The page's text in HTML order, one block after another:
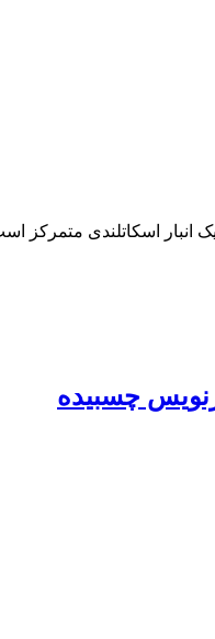
انبار اسکاتلندی متمرکز